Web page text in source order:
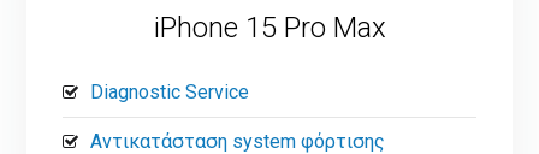
iPhone 15 Pro Max
Diagnostic Service
Αντικατάσταση system φόρτισης